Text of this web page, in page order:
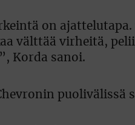
on
välttää virheitä,
Korda sanoi.
puolivälissä